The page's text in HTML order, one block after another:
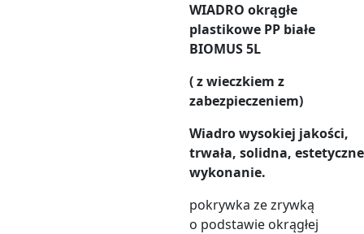
WIADRO okrągłe
plastikowe PP białe
BIOMUS 5L
( z wieczkiem z
zabezpieczeniem)
Wiadro wysokiej jakości,
trwała, solidna, estetyczne
wykonanie.
pokrywka ze zrywką
o podstawie okrągłej